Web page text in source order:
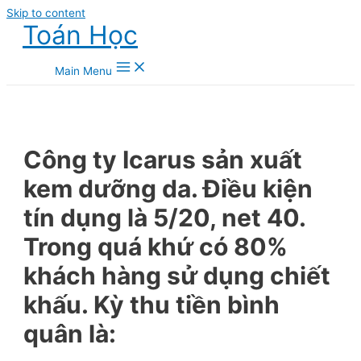
Skip to content
Toán Học
Main Menu
Công ty Icarus sản xuất
kem dưỡng da. Điều kiện
tín dụng là 5/20, net 40.
Trong quá khứ có 80%
khách hàng sử dụng chiết
khấu. Kỳ thu tiền bình
quân là: